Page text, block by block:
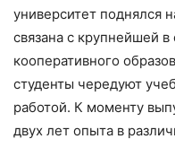
университет поднялся
связана с крупнейшей
кооперативного
студенты чередуют
работой. К моменту
двух лет опыта в